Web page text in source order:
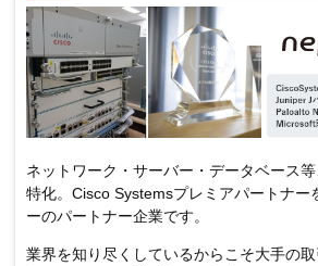
ネットワーク・サーバー・データベース
特化。Cisco Systemsプレミアパートナー
ーのパートナー企業です。
業界を知り尽くしているからこそ大手の